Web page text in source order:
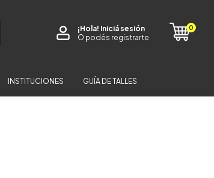
¡Hola! Iniciá sesión
O podés registrarte
0
INSTITUCIONES GUÍA DE TALLES